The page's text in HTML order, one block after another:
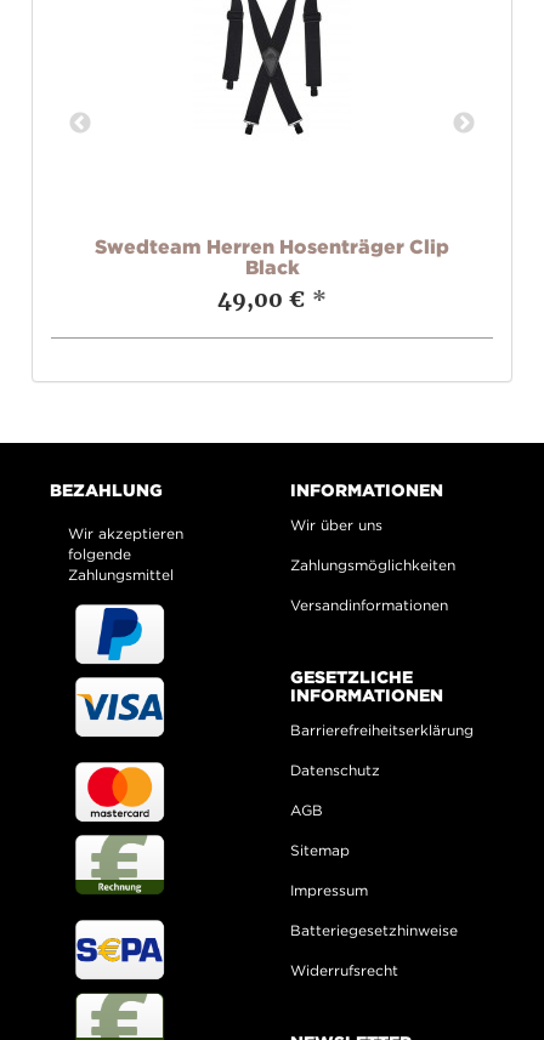
Swedteam Herren Hosenträger Clip
Black
49,00 € *
BEZAHLUNG
Wir akzeptieren
folgende
Zahlungsmittel
INFORMATIONEN
Wir über uns
Zahlungsmöglichkeiten
Versandinformationen
GESETZLICHE
INFORMATIONEN
Barrierefreiheitserklärung
Datenschutz
AGB
Sitemap
Impressum
Batteriegesetzhinweise
Widerrufsrecht